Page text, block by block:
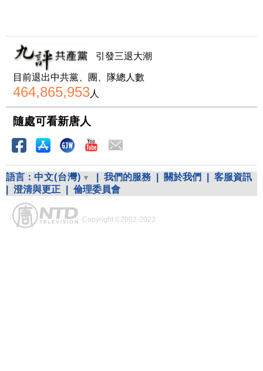
引發三退大潮
目前退出中共黨、團、隊總人數
464,865,953人
隨處可看新唐人
語言： 中文(台灣) 我們的服務 關於我們
客服資訊
澄清與更正 倫理委員會
Copyright ©2002-2023